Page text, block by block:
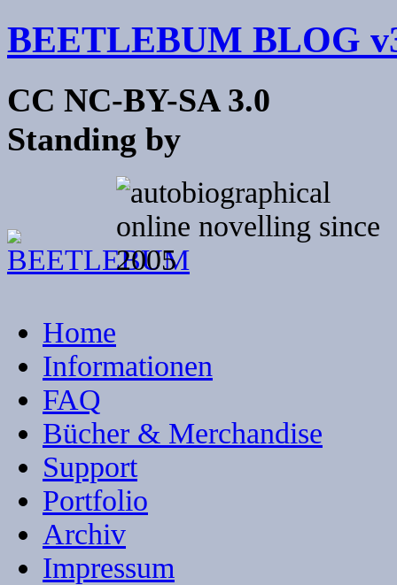
BEETLEBUM BLOG
CC NC-BY-SA 3.0
Standing by
Home
Informationen
FAQ
Bücher & Merchandise
Support
Portfolio
Archiv
Impressum